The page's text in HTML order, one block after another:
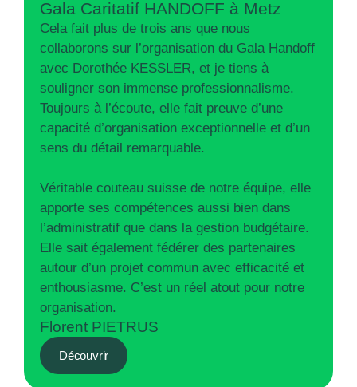
Gala Caritatif HANDOFF à Metz
Cela fait plus de trois ans que nous
collaborons sur l’organisation du Gala Handoff
avec Dorothée KESSLER, et je tiens à
souligner son immense professionnalisme.
Toujours à l’écoute, elle fait preuve d’une
capacité d’organisation exceptionnelle et d’un
sens du détail remarquable.
Véritable couteau suisse de notre équipe, elle
apporte ses compétences aussi bien dans
l’administratif que dans la gestion budgétaire.
Elle sait également fédérer des partenaires
autour d’un projet commun avec efficacité et
enthousiasme. C’est un réel atout pour notre
organisation.
Florent PIETRUS
Découvrir